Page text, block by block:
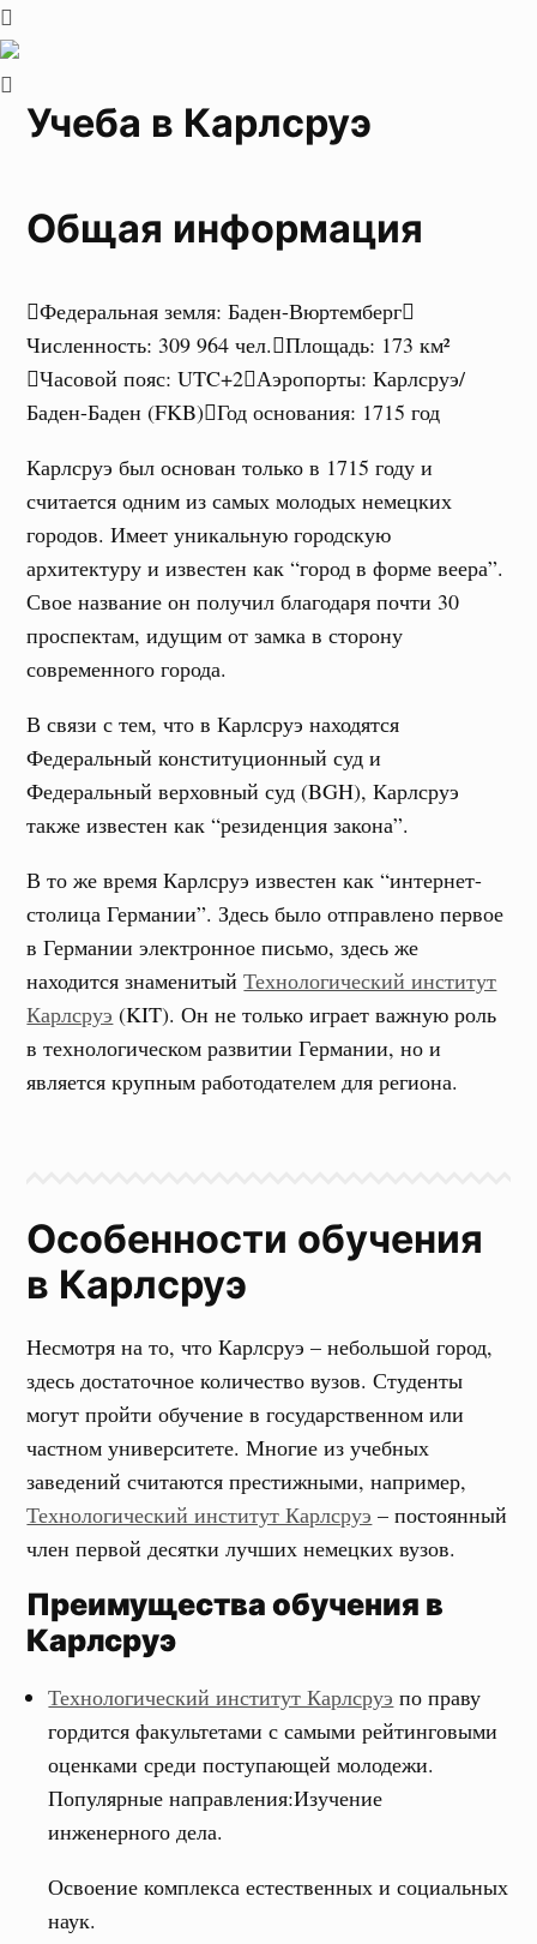
Учеба в Карлсруэ
Общая информация
Федеральная земля:Баден-Вюртемберг
Численность: 309 964 чел. Площадь: 173 км²
Часовой пояс:UTC+2 Аэропорты:Карлсруэ/
Баден-Баден (FKB) Год основания: 1715 год
Карлсруэ был основан только в 1715 году и
считается одним из самых молодых немецких
городов. Имеет уникальную городскую
архитектуру и известен как “город в форме веера”.
Свое название он получил благодаря почти 30
проспектам, идущим от замка в сторону
современного города.
В связи с тем, что в Карлсруэ находятся
Федеральный конституционный суд и
Федеральный верховный суд (BGH), Карлсруэ
также известен как “резиденция закона”.
В то же время Карлсруэ известен как “интернет-
столица Германии”. Здесь было отправлено первое
в Германии электронное письмо, здесь же
находится знаменитыйТехнологический институт
Карлсруэ (KIT). Он не только играет важную роль
в технологическом развитии Германии, но и
является крупным работодателем для региона.
Особенности обучения
в Карлсруэ
Несмотря на то, что Карлсруэ – небольшой город,
здесь достаточное количество вузов. Студенты
могут пройти обучение в государственном или
частном университете. Многие из учебных
заведений считаются престижными, например,
Технологический институт Карлсруэ – постоянный
член первой десятки лучших немецких вузов.
Преимущества обучения в
Карлсруэ
Технологический институт Карлсруэ по праву
гордится факультетами с самыми рейтинговыми
оценками среди поступающей молодежи.
Популярные направления:Изучение
инженерного дела.
Освоение комплекса естественных и социальных
наук.